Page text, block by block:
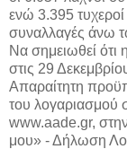
ενώ 3.395 τυχεροί
συναλλαγές άνω
Να σημειωθεί
στις 29
Απαραίτητη
του λογαριασμού
www.aade.gr,
μου» - Δήλωση